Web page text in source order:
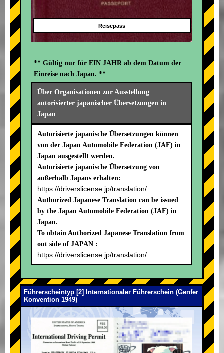
Reisepass
** Gültig nur für EIN JAHR ab dem Datum der
Einreise nach Japan. **
Über Organisationen zur Ausstellung
autorisierter japanischer Übersetzungen in
Japan
Autorisierte japanische Übersetzungen können
von der Japan Automobile Federation (JAF) in
Japan ausgestellt werden.
Autorisierte japanische Übersetzung von
außerhalb Japans erhalten:
https://driverslicense.jp/translation/
Authorized Japanese Translation can be issued
by the Japan Automobile Federation (JAF) in
Japan.
To obtain Authorized Japanese Translation from
out side of JAPAN :
https://driverslicense.jp/translation/
Führerscheintyp [2] Internationaler Führerschein (Genfer
Konvention 1949)